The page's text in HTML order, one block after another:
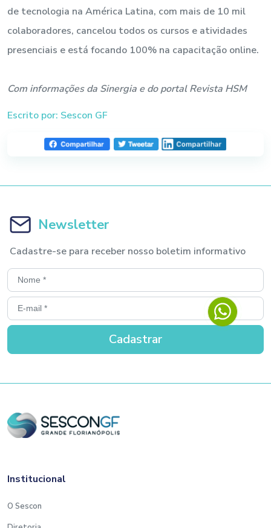
de tecnologia na América Latina, com mais de 10 mil
colaboradores, cancelou todos os cursos e atividades
presenciais e está focando 100% na capacitação online.
Com informações da Sinergia e do portal Revista HSM
Escrito por: Sescon GF
Newsletter
Cadastre-se para receber nosso boletim informativo
Institucional
O Sescon